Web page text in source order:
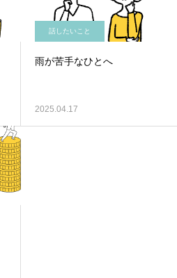
話したいこと
雨が苦手なひとへ
2025.04.17